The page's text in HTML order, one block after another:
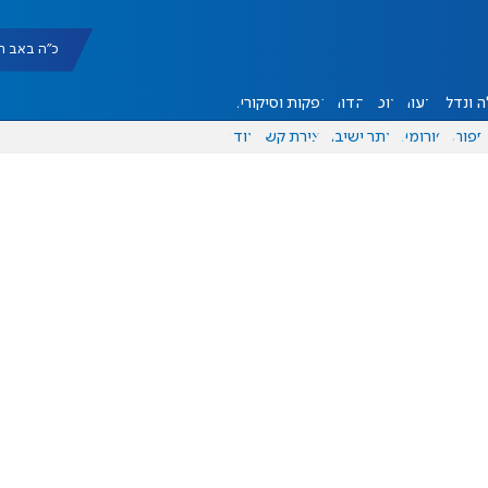
כ"ה באב תשפ"ו
ונדל"ן דעות אוכל יהדות הפקות וסיקורים
ספורט פורומים אתר ישיבה יצירת קשר עוד